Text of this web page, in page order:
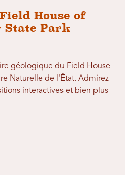
House of
Park
géologique du Field House
Naturelle de l'État. Admirez
interactives et bien plus